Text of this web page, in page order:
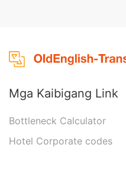
Mga Kaibigang Link
Bottleneck Calculator
Hotel Corporate codes